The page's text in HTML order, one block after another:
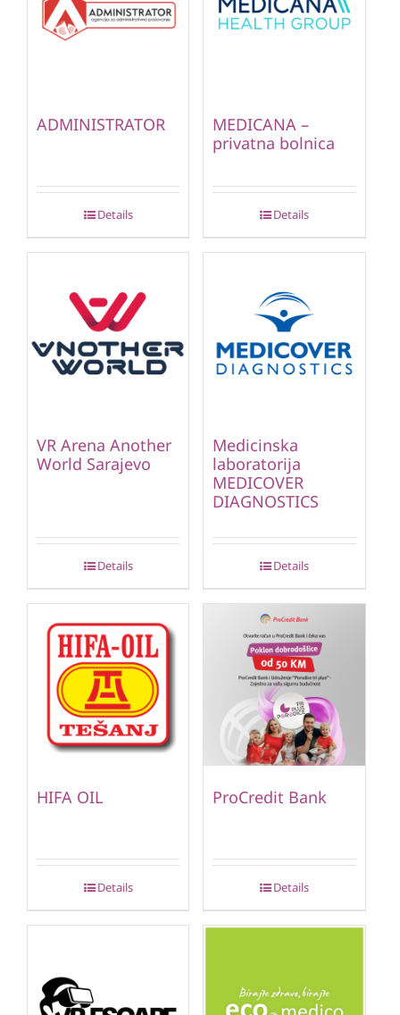
ADMINISTRATOR
Details
MEDICANA –
privatna bolnica
Details
VR Arena Another
World Sarajevo
Details
Medicinska
laboratorija
MEDICOVER
DIAGNOSTICS
Details
HIFA OIL
Details
ProCredit Bank
Details